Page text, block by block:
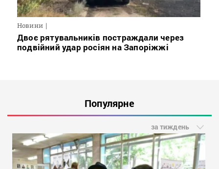
Новини
Двоє рятувальників постраждали через
подвійний удар росіян на Запоріжжі
Популярне
за тиждень